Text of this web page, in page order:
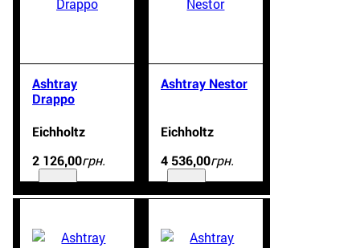
Ashtray
Drappo
Eichholtz
2 126,00грн.
Ashtray Nestor
Eichholtz
4 536,00грн.